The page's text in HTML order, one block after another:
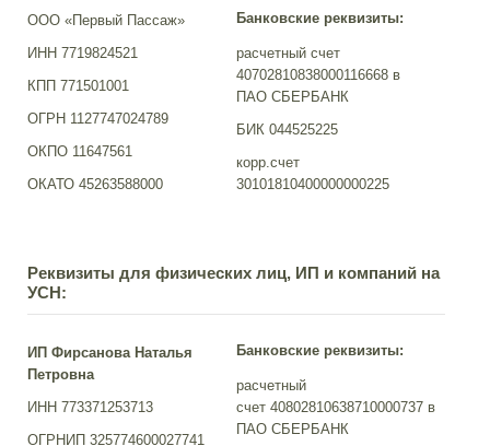
ООО «Первый Пассаж»
ИНН 7719824521
КПП 771501001
ОГРН 1127747024789
ОКПО 11647561
ОКАТО 45263588000
Банковские реквизиты:
расчетный счет
40702810838000116668 в
ПАО СБЕРБАНК
БИК 044525225
корр.счет
30101810400000000225
Реквизиты для физических лиц, ИП и компаний на
УСН:
ИП Фирсанова Наталья
Петровна
ИНН 773371253713
ОГРНИП 325774600027741
Банковские реквизиты:
расчетный
счет 40802810638710000737 в
ПАО СБЕРБАНК